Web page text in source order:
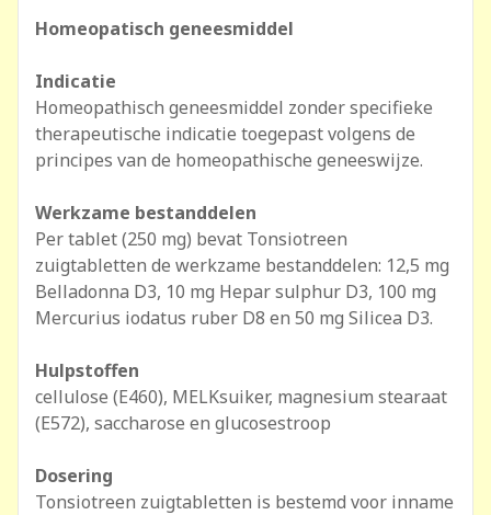
Homeopatisch geneesmiddel
Indicatie
Homeopathisch geneesmiddel zonder specifieke
therapeutische indicatie toegepast volgens de
principes van de homeopathische geneeswijze.
Werkzame bestanddelen
Per tablet (250 mg) bevat Tonsiotreen
zuigtabletten de werkzame bestanddelen: 12,5 mg
Belladonna D3, 10 mg Hepar sulphur D3, 100 mg
Mercurius iodatus ruber D8 en 50 mg Silicea D3.
Hulpstoffen
cellulose (E460), MELKsuiker, magnesium stearaat
(E572), saccharose en glucosestroop
Dosering
Tonsiotreen zuigtabletten is bestemd voor inname